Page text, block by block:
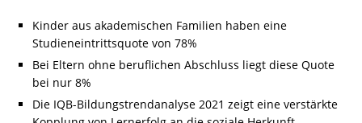
Kinder aus akademischen Familien haben eine
Studieneintrittsquote von 78%
Bei Eltern ohne beruflichen Abschluss liegt diese Quote
bei nur 8%
Die IQB-Bildungstrendanalyse 2021 zeigt eine verstärkte